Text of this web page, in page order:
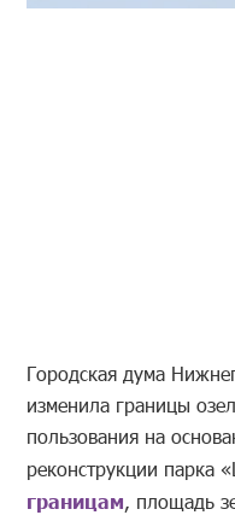
Городская дума
изменила границы
пользования на
реконструкции парка
границам, площадь